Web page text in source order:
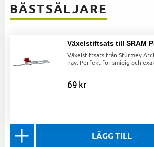
BÄSTSÄLJARE
Växelstiftsats till SRAM
Växelstiftsats från Sturmey
nav. Perfekt för smidig och
69kr